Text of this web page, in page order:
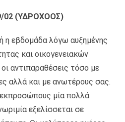
02 (ΥΔΡΟΧΟΟΣ)
η εβδομάδα λόγω αυξημένης
και οικογενειακών
αντιπαραθέσεις τόσο με
αλλά και με ανωτέρους σας.
μία πολλά
εξελίσσεται σε